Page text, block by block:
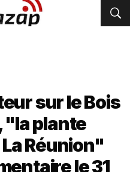
sur le Bois
"la plante
Réunion"
le 31